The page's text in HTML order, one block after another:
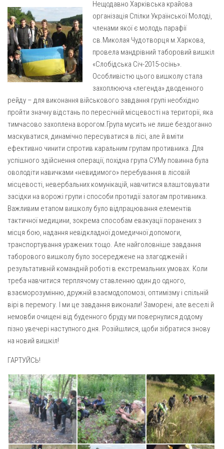
Архистратига Михаїла (м. Люботин)
Покрови Пресвятої Богородиці (с. Вільча)
Преображенська парафія (м. Лозова)
Парафія Благовіщення Пресвятої Богородиці (смт
Золочів)
Парафія Різдва Пресвятої Богородиці м. Берестин
Парохії Полтавської області
Пресвятої Трійці (м. Полтава)
Всіх Святих українського народу (м. Полтава)
Свято-Юріївська парафія (м. Полтава)
Архистратига Михаїла (с. Пригарівка)
Благовіщення Пресвятої Богородиці (с. Шевченки)
Введення у храм Пресвятої Богородиці (с. Дашківка)
Вознесіння ГНІХ (с. Витівка)
Вознесіння Господнього (м. Кобеляки)
Пророка Іллі (смт. Білики)
Різдва Пресвятої Богородиці (с. Вільховатка)
Св. Апостола Андрія Первозванного (с. Засулля)
Св. Миколая (с. Деменки)
Успіння Пресвятої Богородиці (м. Кременчук)
Успіння Пресвятої Богородиці (м. Лубни)
Парохії Сумської області
Введення в храм Богородиці (м. Суми)
Матері Божої Неустанної Помочі (м. Охтирка)
Монастирі
Свято-Покровський монастир оо Василіян
Свято-Івано-Павлівський монастир сестер Згромадження
Газета Християнський голос
Надруковані числа
Молитви
Галерея
Рух pro-life
Нещодавно Харківська крайова
організація Спілки Української Молоді,
членами якої є молодь парафії
св.Миколая Чудотворця м.Харкова,
провела мандрівний таборовий вишкіл
«Слобідська Січ-2015-осінь».
Особливістю цього вишколу стала
захоплююча «легенда» дводенного
рейду – для виконання військового завдання групі необхідно
пройти значну відстань по пересічній місцевості на території, яка
тимчасово захоплена ворогом.Група мусить не лише бездоганно
маскуватися, динамічно пересуватися в лісі, але й вміти
ефективно чинити спротив каральним групам противника. Для
успішного здійснення операції, похідна група СУМу повинна була
оволодіти навичками «невидимого» перебування в лісовій
місцевості, невербальних комунікацій, навчитися влаштовувати
засідки на ворожі групи і способи протидії залогам противника.
Важливим етапом вишколу було відпрацювання елементів
тактичної медицини, зокрема способам евакуації поранених з
місця бою, надання невідкладної домедичної допомоги,
транспортування уражених тощо. Але найголовніше завдання
таборового вишколу було зосереджене на злагодженій і
результативній командній роботі в екстремальних умовах. Коли
треба навчитися терплячому ставленню один до одного,
взаєморозумінню, дружній взаємодопомозі, оптимізму і спільній
вірі в перемогу. І ми це завдання виконали! Заморені, але веселі й
немовби очищені від буденного бруду ми повернулися додому
пізно увечері наступного дня. Розійшлися, щоби зібратися знову
на новий вишкіл!
ГАРТУЙСЬ!